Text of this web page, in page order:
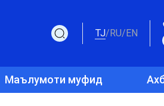
TJ/RU/EN
Маълумоти муфид